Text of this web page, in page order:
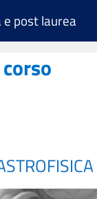
e post laurea